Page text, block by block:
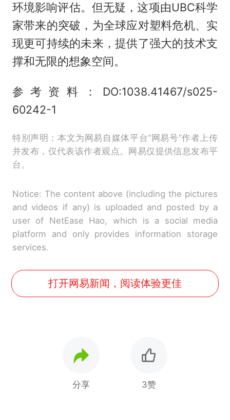
环境影响评估。但无疑，这项由UBC科学
家带来的突破，为全球应对塑料危机、实
现更可持续的未来，提供了强大的技术支
撑和无限的想象空间。
参考资料：DO:1038.41467/s025-
60242-1
特别声明：本文为网易自媒体平台“网易号”作者上传
并发布，仅代表该作者观点。网易仅提供信息发布平
台。
Notice: The content above (including the pictures
and videos if any) is uploaded and posted by a
user of NetEase Hao, which is a social media
platform and only provides information storage
services.
打开网易新闻，阅读体验更佳
分享 3赞